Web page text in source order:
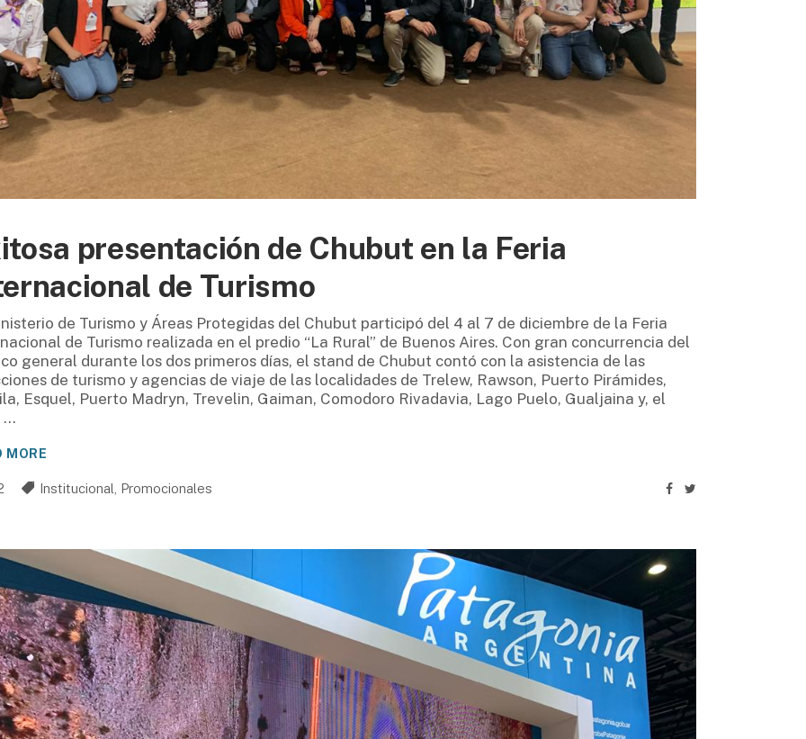
presentación de Chubut en la Feria
de Turismo
de Turismo y Áreas Protegidas del Chubut participó del 4 al 7 de diciembre de la Feria
de Turismo realizada en el predio “La Rural” de Buenos Aires. Con gran concurrencia del
general durante los dos primeros días, el stand de Chubut contó con la asistencia de las
de turismo y agencias de viaje de las localidades de Trelew, Rawson, Puerto Pirámides,
Esquel, Puerto Madryn, Trevelin, Gaiman, Comodoro Rivadavia, Lago Puelo, Gualjaina y, el
MORE
Institucional Promocionales